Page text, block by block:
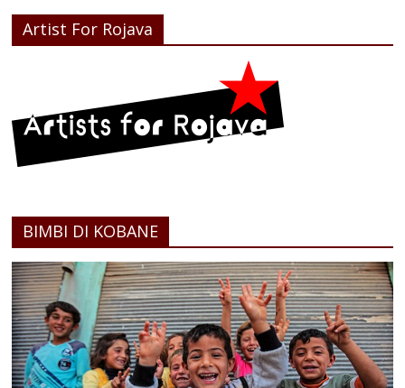
Artist For Rojava
BIMBI DI KOBANE